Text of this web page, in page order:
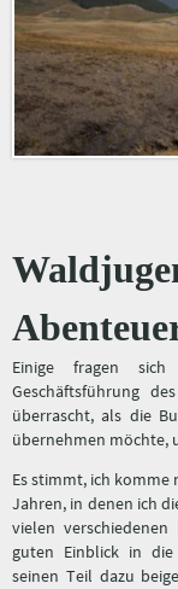
Einige fragen
Geschäftsführung
überrascht, als die
übernehmen möchte,
Es stimmt, ich komme
Jahren, in denen ich
vielen
guten Einblick in
seinen Teil dazu